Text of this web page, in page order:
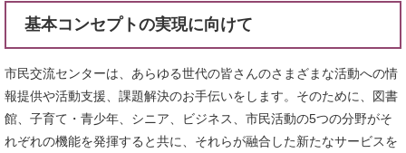
基本コンセプトの実現に向けて
市民交流センターは、あらゆる世代の皆さんのさまざまな活動への情
報提供や活動支援、課題解決のお手伝いをします。そのために、図書
館、子育て・青少年、シニア、ビジネス、市民活動の5つの分野がそ
れぞれの機能を発揮すると共に、それらが融合した新たなサービスを